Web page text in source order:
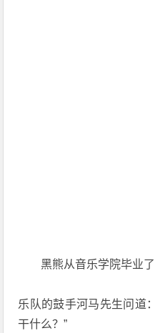
黑熊从音乐学院毕业
乐队的鼓手河马先生问道
干什么？”